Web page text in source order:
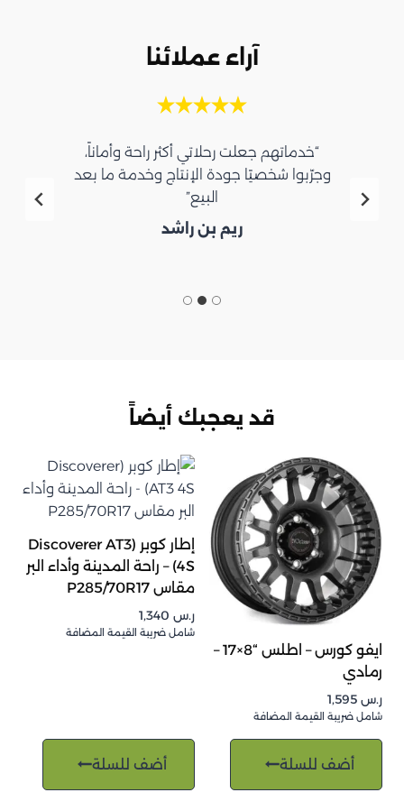
آراء عملائنا
“خدماتهم جعلت رحلاتي أكثر راحة وأماناً،
وجرّبوا شخصيًا جودة الإنتاج وخدمة ما بعد
البيع”
ريم بن راشد
قد يعجبك أيضاً
ايفو كورس – اطلس “8×17 –
رمادي
ر.س
شامل ضريبة القيمة المضافة
أضف للسلة
إطار كوبر (Discoverer AT3
4S) – راحة المدينة وأداء البر
مقاس P285/70R17
ر.س
شامل ضريبة القيمة المضافة
أضف للسلة